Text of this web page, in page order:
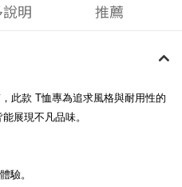
明 推薦
此款 T恤專為追求風格與耐用性的
展現不凡品味。
驗。